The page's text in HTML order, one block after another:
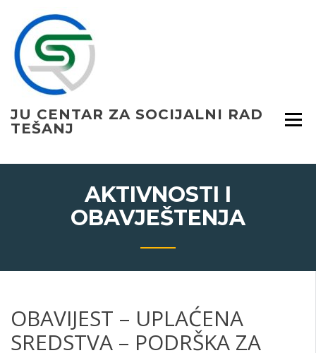
content
JU CENTAR ZA SOCIJALNI RAD
TEŠANJ
AKTIVNOSTI I
OBAVJEŠTENJA
OBAVIJEST – UPLAĆENA
SREDSTVA – PODRŠKA ZA